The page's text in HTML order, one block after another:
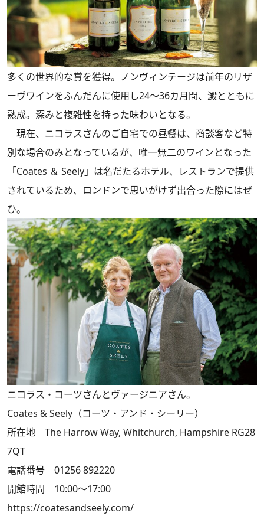
多くの世界的な賞を獲得。ノンヴィンテージは前年のリザ
ーヴワインをふんだんに使用し24～36カ月間、澱とともに
熟成。深みと複雑性を持った味わいとなる。
現在、ニコラスさんのご自宅での昼餐は、商談客など特
別な場合のみとなっているが、唯一無二のワインとなった
「Coates ＆ Seely」は名だたるホテル、レストランで提供
されているため、ロンドンで思いがけず出合った際にはぜ
ひ。
ニコラス・コーツさんとヴァージニアさん。
Coates & Seely（コーツ・アンド・シーリー）
所在地 The Harrow Way, Whitchurch, Hampshire RG28
7QT
電話番号 01256 892220
開館時間 10:00～17:00
https://coatesandseely.com/